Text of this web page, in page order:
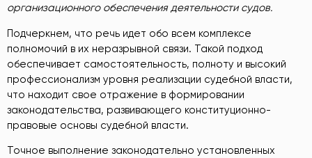
организационного обеспечения деятельности судов.
Подчеркнем, что речь идет обо всем комплексе
полномочий в их неразрывной связи. Такой подход
обеспечивает самостоятельность, полноту и высокий
профессионализм уровня реализации судебной власти,
что находит свое отражение в формировании
законодательства, развивающего конституционно-
правовые основы судебной власти.
Точное выполнение законодательно установленных